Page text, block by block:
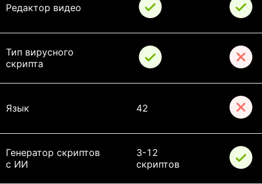
Редактор видео
Тип вирусного
скрипта
Язык 42
Генератор скриптов
с ИИ
3-12
скриптов